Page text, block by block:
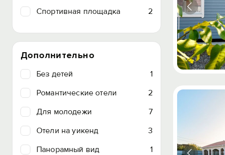
Спортивная площадка
2
Дополнительно
Без детей
1
Романтические отели
2
Для молодежи
7
Отели на уикенд
3
Панорамный вид
1